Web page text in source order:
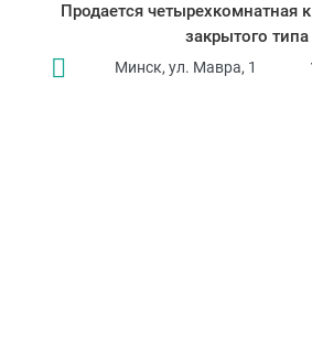
Продается четырехкомнатная
закрытого типа
Минск, ул. Мавра, 1